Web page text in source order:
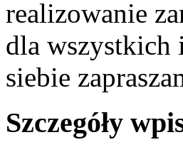
realizowanie
dla wszystkich
siebie
Szczegóły